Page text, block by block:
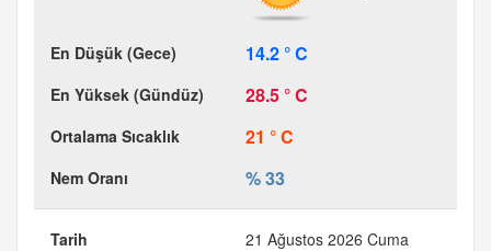
14.2 ° C
28.5 ° C
21 ° C
% 33
21 Ağustos 2026 Cuma